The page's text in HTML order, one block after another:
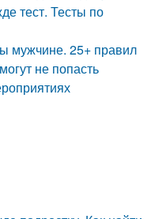
тест. Тесты по
мужчине. 25+ правил
не попасть